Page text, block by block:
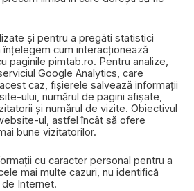
și pentru a pregăti statistici
cum interacționează
paginile pimtab.ro. Pentru analize,
Google Analytics, care
caz, fișierele salvează informații
ului, numărul de pagini afișate,
și numărul de vizite. Obiectivul
ul, astfel încât să ofere
bune vizitatorilor.
cu caracter personal pentru a
mai multe cazuri, nu identifică
Internet.